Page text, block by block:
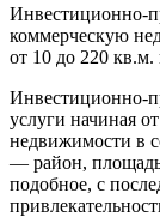
Инвестиционно-
коммерческую
от 10 до 220
Инвестиционно-
услуги начиная
недвижимости в
— район,
подобное, с